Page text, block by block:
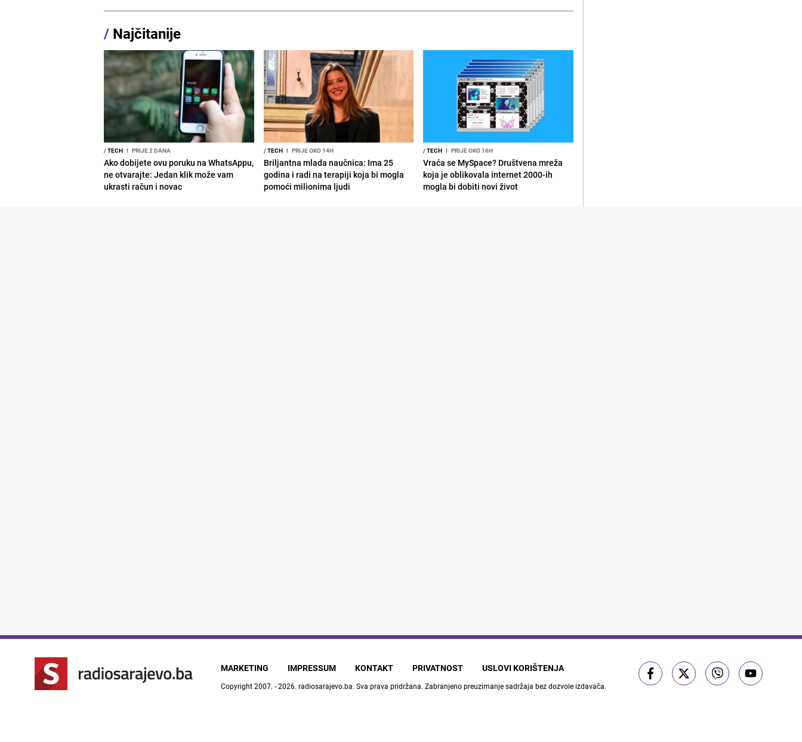
/ Najčitanije
/TECH I PRIJE 2 DANA
Ako dobijete ovu poruku na WhatsAppu,
ne otvarajte: Jedan klik može vam
ukrasti račun i novac
/TECH I PRIJE OKO 14H
Briljantna mlada naučnica: Ima 25
godina i radi na terapiji koja bi mogla
pomoći milionima ljudi
/TECH I PRIJE OKO 16H
Vraća se MySpace? Društvena mreža
koja je oblikovala internet 2000-ih
mogla bi dobiti novi život
MARKETING IMPRESSUM KONTAKT PRIVATNOST USLOVI KORIŠTENJA
Copyright 2007. - 2026. radiosarajevo.ba. Sva prava pridržana. Zabranjeno preuzimanje sadržaja bez dozvole izdavača.